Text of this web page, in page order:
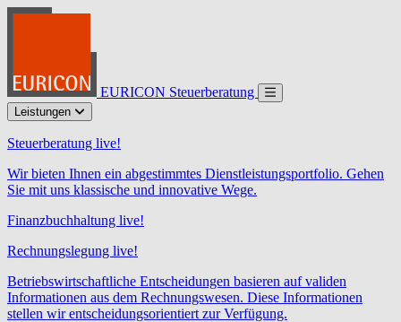
EURICON Steuerberatung
Leistungen
Steuerberatung live!
Wir bieten Ihnen ein abgestimmtes Dienstleistungsportfolio. Gehen
Sie mit uns klassische und innovative Wege.
Finanzbuchhaltung live!
Rechnungslegung live!
Betriebswirtschaftliche Entscheidungen basieren auf validen
Informationen aus dem Rechnungswesen. Diese Informationen
stellen wir entscheidungsorientiert zur Verfügung.